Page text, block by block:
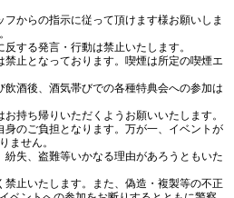
からの指示に従って頂けます様お願いしま
する発言・行動は禁止いたします。
止となっております。喫煙は所定の喫煙エ
酒後、酒気帯びでの各種特典会への参加は
持ち帰りいただくようお願いいたします。
のご負担となります。万が一、イベントが
ません。
失、盗難等いかなる理由があろうともいた
止いたします。また、偽造・複製等の不正